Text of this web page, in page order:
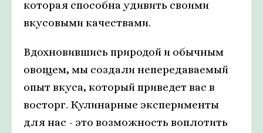
которая способна удивить своими
вкусовыми качествами.
Вдохновившись природой и обычным
овощем, мы создали непередаваемый
опыт вкуса, который приведет вас в
восторг. Кулинарные эксперименты
для нас - это возможность воплотить